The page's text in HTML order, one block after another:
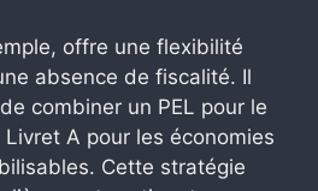
offre une flexibilité
absence de fiscalité. Il
combiner un PEL pour le
A pour les économies
Cette stratégie